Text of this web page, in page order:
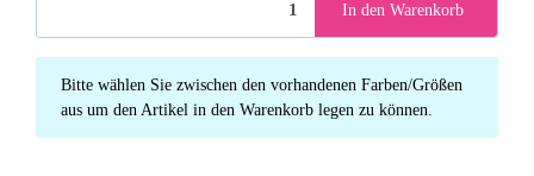
In den Warenkorb
x
Bitte wählen Sie zwischen den vorhandenen Farben/Größen
aus um den Artikel in den Warenkorb legen zu können.